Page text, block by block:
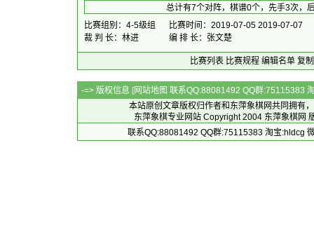
总计有7个对阵，棋谱0个，先手3次，
比赛组别：4-5级组
比赛时间：2019-07-05 2019-07-07
裁 判 长：林进
编 排 长：张文楚
比赛列表 比赛规程 编辑名单 复
-=> 版权信息 [网站地图 联系QQ:88081492 QQ群:75115383
本站原创文章版权归作者和 东萍象棋网共同拥有
东萍象棋专业网站 Copyright 2004 东萍象棋网
联系QQ:88081492 QQ群:75115383 淘宝:hldcg